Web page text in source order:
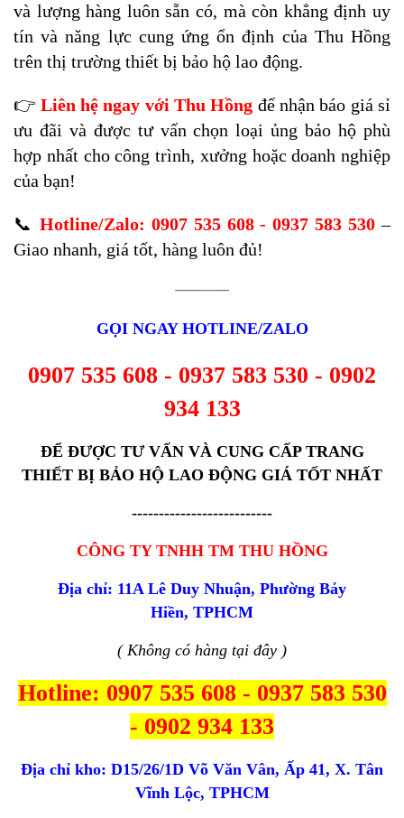
và lượng hàng luôn sẵn có, mà còn khẳng định uy
tín và năng lực cung ứng ổn định của Thu Hồng
trên thị trường thiết bị bảo hộ lao động.
👉 Liên hệ ngay với Thu Hồng để nhận báo giá sỉ
ưu đãi và được tư vấn chọn loại ủng bảo hộ phù
hợp nhất cho công trình, xưởng hoặc doanh nghiệp
của bạn!
📞 Hotline/Zalo: 0907 535 608 - 0937 583 530–
Giao nhanh, giá tốt, hàng luôn đủ!
---------------
GỌI NGAY HOTLINE/ZALO
0907 535 608 - 0937 583 530 - 0902
934 133
ĐỂ ĐƯỢC TƯ VẤN VÀ CUNG CẤP TRANG
THIẾT BỊ BẢO HỘ LAO ĐỘNG GIÁ TỐT NHẤT
--------------------------
CÔNG TY TNHH TM THU HỒNG
Địa chỉ: 11A Lê Duy Nhuận, Phường Bảy
Hiền, TPHCM
( Không có hàng tại đây )
Hotline: 0907 535 608 - 0937 583 530
- 0902 934 133
Địa chỉ kho: D15/26/1D Võ Văn Vân, Ấp 41, X. Tân
Vĩnh Lộc, TPHCM